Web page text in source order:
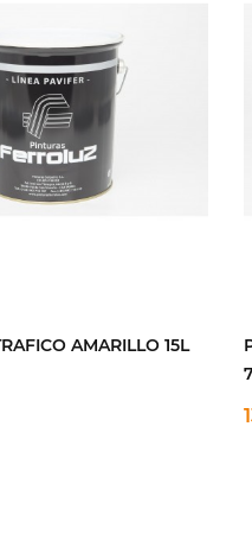
AMARILLO 15L